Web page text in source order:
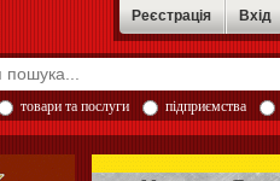
Реєстрація Вхід
товари та послуги підприємства